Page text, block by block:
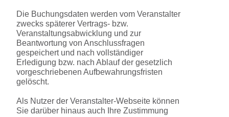
Die Buchungsdaten werden vom Veranstalter
zwecks späterer Vertrags- bzw.
Veranstaltungsabwicklung und zur
Beantwortung von Anschlussfragen
gespeichert und nach vollständiger
Erledigung bzw. nach Ablauf der gesetzlich
vorgeschriebenen Aufbewahrungsfristen
gelöscht.
Als Nutzer der Veranstalter-Webseite können
Sie darüber hinaus auch Ihre Zustimmung